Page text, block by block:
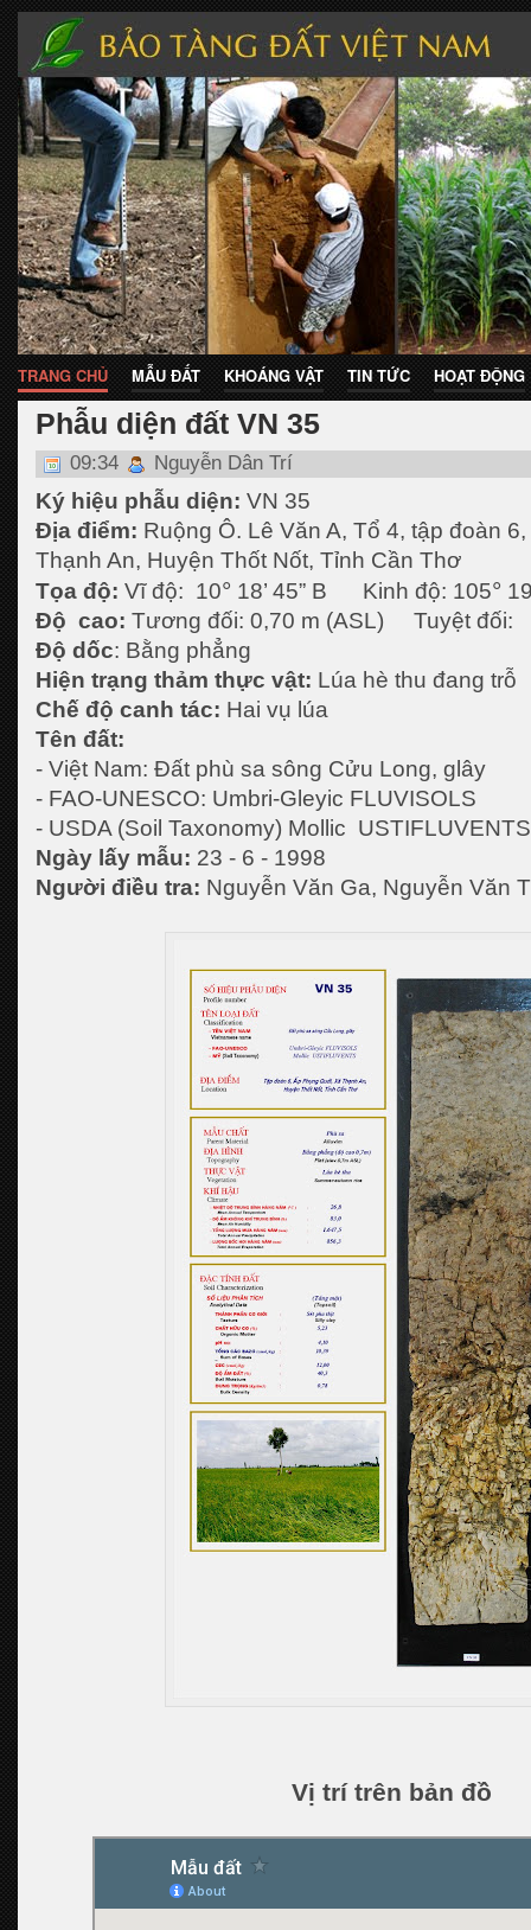
TRANG CHỦ MẪU ĐẤT KHOÁNG VẬT TIN TỨC HOẠT ĐỘNG
Phẫu diện đất VN 35
09:34 Nguyễn Dân Trí
Ký hiệu phẫu diện: VN 35
Địa điểm: Ruộng Ô. Lê Văn A, Tổ 4, tập đoàn
Thạnh An, Huyện Thốt Nốt, Tỉnh Cần
Tọa độ: Vĩ độ: 10° 18’ 45” B Kinh độ: 105°
Độ cao: Tương đối: 0,70 m (ASL) Tuyệt đối:
Độ dốc: Bằng phẳng
Hiện trạng thảm thực vật: Lúa hè thu đang trỗ
Chế độ canh tác: Hai vụ lúa
Tên đất:
- Việt Nam: Đất phù sa sông Cửu Long, glây
- FAO-UNESCO: Umbri-Gleyic FLUVISOLS
- USDA (Soil Taxonomy) Mollic USTIFLUVENTS
Ngày lấy mẫu: 23 - 6 - 1998
Người điều tra: Nguyễn Văn Ga, Nguyễn Văn
Vị trí trên bản đồ